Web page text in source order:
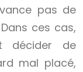
pas de
ces cas,
décider de
mal placé,